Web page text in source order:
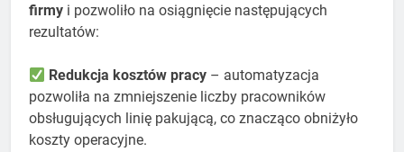
firmy i pozwoliło na osiągnięcie następujących
rezultatów:
Redukcja kosztów pracy – automatyzacja
pozwoliła na zmniejszenie liczby pracowników
obsługujących linię pakującą, co znacząco obniżyło
koszty operacyjne.